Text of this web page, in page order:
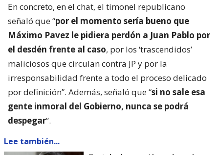
En concreto, en el chat, el timonel republicano
señaló que “por el momento sería bueno que
Máximo Pavez le pidiera perdón a Juan Pablo por
el desdén frente al caso, por los ‘trascendidos’
maliciosos que circulan contra JP y por la
irresponsabilidad frente a todo el proceso delicado
por definición”. Además, señaló que “si no sale esa
gente inmoral del Gobierno, nunca se podrá
despegar”.
Lee también...